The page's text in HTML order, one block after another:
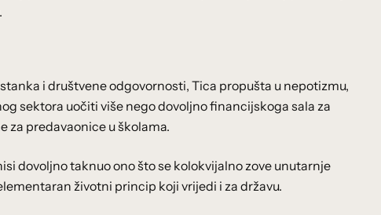
i društvene odgovornosti, Tica propušta u nepotizmu,
sektora uočiti više nego dovoljno financijskoga sala za
za predavaonice u školama.
dovoljno taknuo ono što se kolokvijalno zove unutarnje
životni princip koji vrijedi i za državu.